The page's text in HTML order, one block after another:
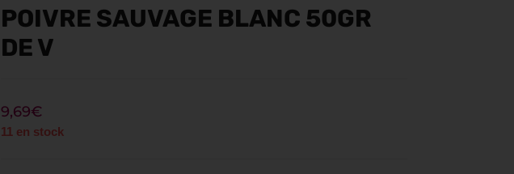
POIVRE SAUVAGE BLANC 50GR
DE V
9,69€
11 en stock